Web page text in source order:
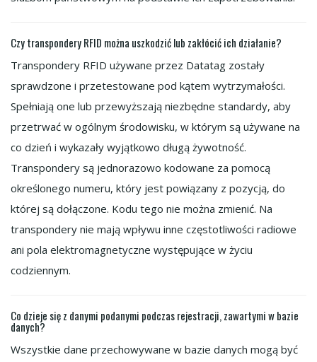
Czy transpondery RFID można uszkodzić lub zakłócić ich działanie?
Transpondery RFID używane przez Datatag zostały
sprawdzone i przetestowane pod kątem wytrzymałości.
Spełniają one lub przewyższają niezbędne standardy, aby
przetrwać w ogólnym środowisku, w którym są używane na
co dzień i wykazały wyjątkowo długą żywotność.
Transpondery są jednorazowo kodowane za pomocą
określonego numeru, który jest powiązany z pozycją, do
której są dołączone. Kodu tego nie można zmienić. Na
transpondery nie mają wpływu inne częstotliwości radiowe
ani pola elektromagnetyczne występujące w życiu
codziennym.
Co dzieje się z danymi podanymi podczas rejestracji, zawartymi w bazie
danych?
Wszystkie dane przechowywane w bazie danych mogą być